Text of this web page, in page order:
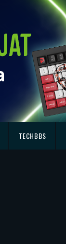
TECHBBS